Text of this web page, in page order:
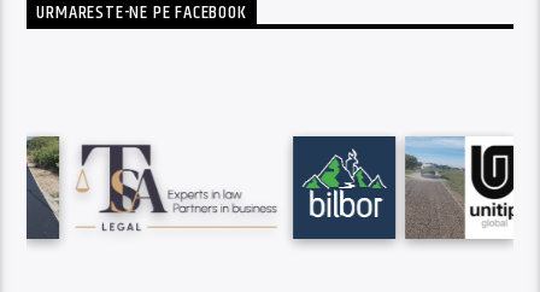
URMARESTE-NE PE FACEBOOK